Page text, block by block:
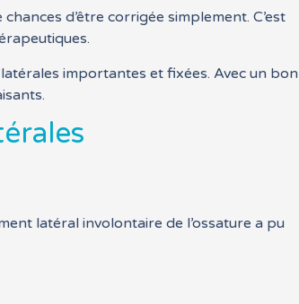
d’être corrigée simplement. C’est
importantes et fixées. Avec un bon
latéral involontaire de l’ossature a pu